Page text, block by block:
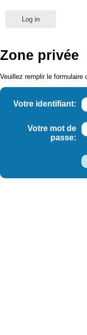
Log in
Zone privée
Veuillez remplir le formulaire
Votre identifiant:
Votre mot de
passe: